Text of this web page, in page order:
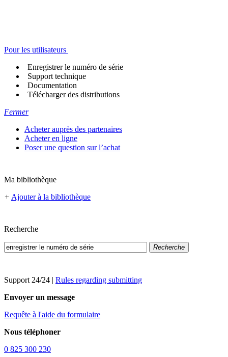
Pour les utilisateurs
Enregistrer le numéro de série
Support technique
Documentation
Télécharger des distributions
Fermer
Acheter auprès des partenaires
Acheter en ligne
Poser une question sur l’achat
Ma bibliothèque
+ Ajouter à la bibliothèque
Recherche
Recherche
Support 24/24 | Rules regarding submitting
Envoyer un message
Requête à l'aide du formulaire
Nous téléphoner
0 825 300 230